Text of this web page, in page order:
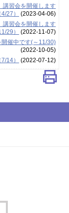
講習会を開催します
4/27）
(2023-04-06)
講習会を開催します
29）
(2022-11-07)
開催中です(～11/30)
(2022-10-05)
14）
(2022-07-12)